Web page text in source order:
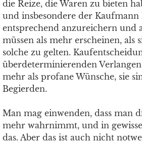
die Reize, die Waren zu bieten
und insbesondere der Kaufmann
entsprechend anzureichern und
müssen als mehr erscheinen, als
solche zu gelten.
überdeterminierenden
mehr als profane Wünsche, sie
Begierden.
Man mag einwenden, dass man
mehr wahrnimmt, und in
das. Aber das ist auch nicht